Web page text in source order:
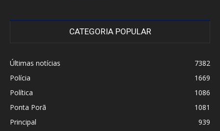
CATEGORIA POPULAR
Últimas notícias
7382
Polícia
1669
Política
1086
Ponta Porã
1081
Principal
939